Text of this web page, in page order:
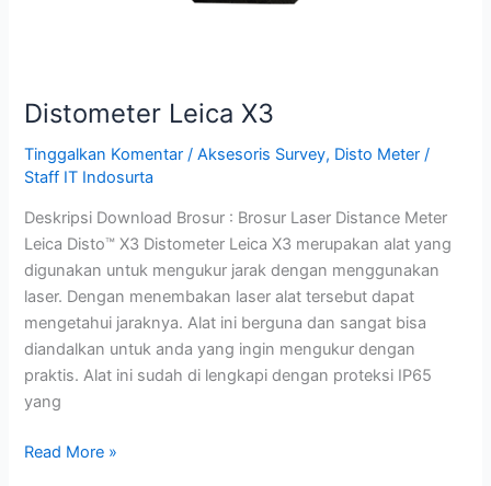
Distometer Leica X3
Tinggalkan Komentar /Aksesoris Survey, Disto Meter /
Staff IT Indosurta
Deskripsi Download Brosur : Brosur Laser Distance Meter
Leica Disto™ X3 Distometer Leica X3 merupakan alat yang
digunakan untuk mengukur jarak dengan menggunakan
laser. Dengan menembakan laser alat tersebut dapat
mengetahui jaraknya. Alat ini berguna dan sangat bisa
diandalkan untuk anda yang ingin mengukur dengan
praktis. Alat ini sudah di lengkapi dengan proteksi IP65
yang
Read More »